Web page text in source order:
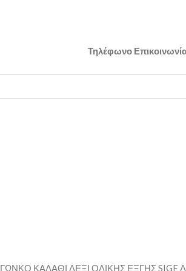
Τηλέφωνο
ΓΩΝΚΟ ΚΑΛΑΘΙ ΔΕΞΙ ΟΛΙΚΗΣ ΕΞΓΗΣ SIGE